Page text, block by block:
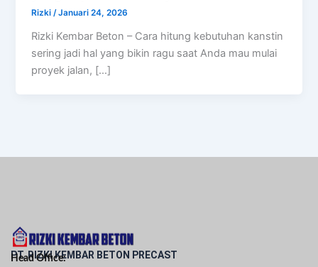
Rizki/Januari 24, 2026
Rizki Kembar Beton – Cara hitung kebutuhan kanstin
sering jadi hal yang bikin ragu saat Anda mau mulai
proyek jalan, […]
PT. RIZKI KEMBAR BETON PRECAST
Head Office: